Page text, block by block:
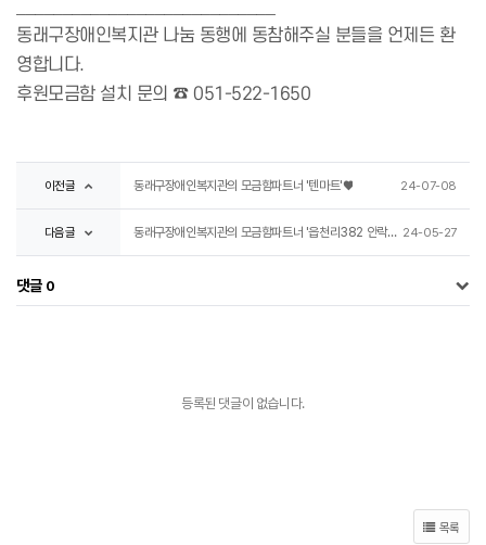
동래구장애인복지관 나눔 동행에 동참해주실 분들을 언제든 환
영합니다.
후원모금함 설치 문의 ☎ 051-522-1650
이전글 동래구장애인복지관의 모금함파트너 '텐마트'♥ 24-07-08
다음글 동래구장애인복지관의 모금함파트너 '읍천리382 안락점'♥ 24-05-27
댓글 0
등록된 댓글이 없습니다.
목록